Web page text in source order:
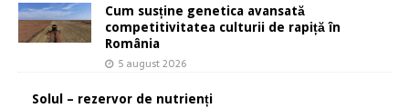
Cum susține genetica avansată
competitivitatea culturii de rapiță în
România
5 august 2026
Solul – rezervor de nutrienți